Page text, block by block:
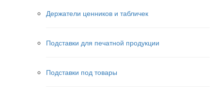
Держатели ценников и табличек
Подставки для печатной продукции
Подставки под товары